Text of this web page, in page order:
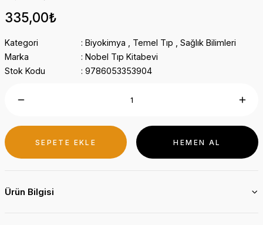
335,00₺
Kategori Biyokimya Temel Tıp
Sağlık Bilimleri
Marka
Nobel Tıp Kitabevi
Stok Kodu
9786053353904
SEPETE EKLE HEMEN AL
Ürün Bilgisi